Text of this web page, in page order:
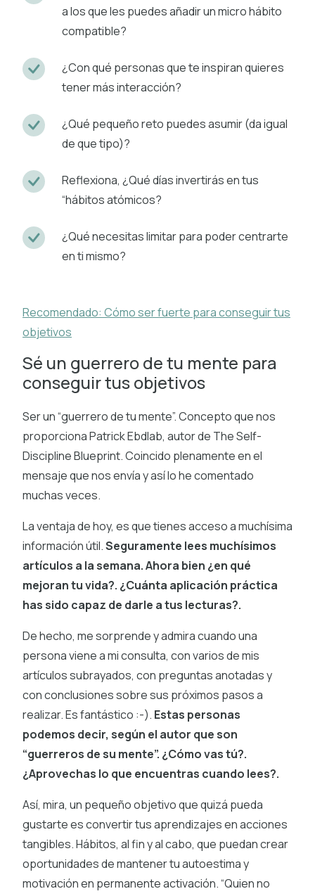
a los que les puedes añadir un micro hábito
compatible?
¿Con qué personas que te inspiran quieres
tener más interacción?
¿Qué pequeño reto puedes asumir (da igual
de que tipo)?
Reflexiona, ¿Qué días invertirás en tus
“hábitos atómicos?
¿Qué necesitas limitar para poder centrarte
en ti mismo?
Recomendado: Cómo ser fuerte para conseguir tus
objetivos
Sé un guerrero de tu mente para
conseguir tus objetivos
Ser un “guerrero de tu mente”. Concepto que nos
proporciona Patrick Ebdlab, autor de The Self-
Discipline Blueprint. Coincido plenamente en el
mensaje que nos envía y así lo he comentado
muchas veces.
La ventaja de hoy, es que tienes acceso a muchísima
información útil.Seguramente lees muchísimos
artículos a la semana. Ahora bien ¿en qué
mejoran tu vida?. ¿Cuánta aplicación práctica
has sido capaz de darle a tus lecturas?.
De hecho, me sorprende y admira cuando una
persona viene a mi consulta, con varios de mis
artículos subrayados, con preguntas anotadas y
con conclusiones sobre sus próximos pasos a
realizar. Es fantástico :-). Estas personas
podemos decir, según el autor que son
“guerreros de su mente”. ¿Cómo vas tú?.
¿Aprovechas lo que encuentras cuando lees?.
Así, mira, un pequeño objetivo que quizá pueda
gustarte es convertir tus aprendizajes en acciones
tangibles. Hábitos, al fin y al cabo, que puedan crear
oportunidades de mantener tu autoestima y
motivación en permanente activación. “Quien no